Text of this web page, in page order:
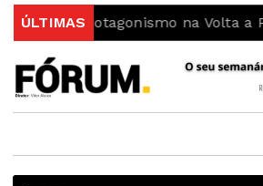
ÚLTIMAS
reforça protagonismo na Volta a